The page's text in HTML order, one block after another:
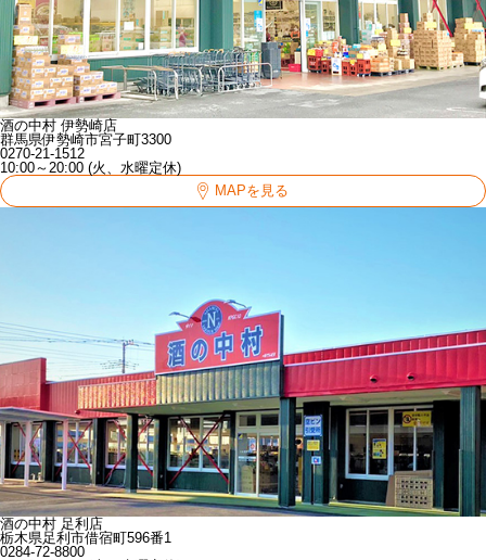
酒の中村 伊勢崎店
群馬県伊勢崎市宮子町3300
0270-21-1512
10:00～20:00 (火、水曜定休)
MAPを見る
酒の中村 足利店
栃木県足利市借宿町596番1
0284-72-8800